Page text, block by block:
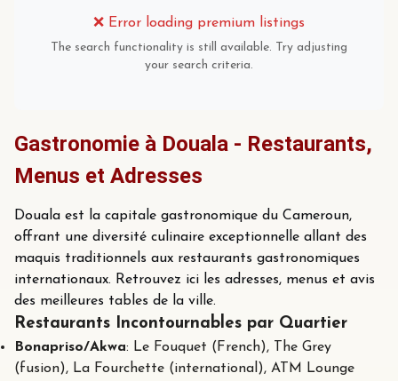
❌ Error loading premium listings
The search functionality is still available. Try adjusting
your search criteria.
Gastronomie à Douala - Restaurants,
Menus et Adresses
Douala est la capitale gastronomique du Cameroun,
offrant une diversité culinaire exceptionnelle allant des
maquis traditionnels aux restaurants gastronomiques
internationaux. Retrouvez ici les adresses, menus et avis
des meilleures tables de la ville.
Restaurants Incontournables par Quartier
Bonapriso/Akwa: Le Fouquet (French), The Grey
(fusion), La Fourchette (international), ATM Lounge